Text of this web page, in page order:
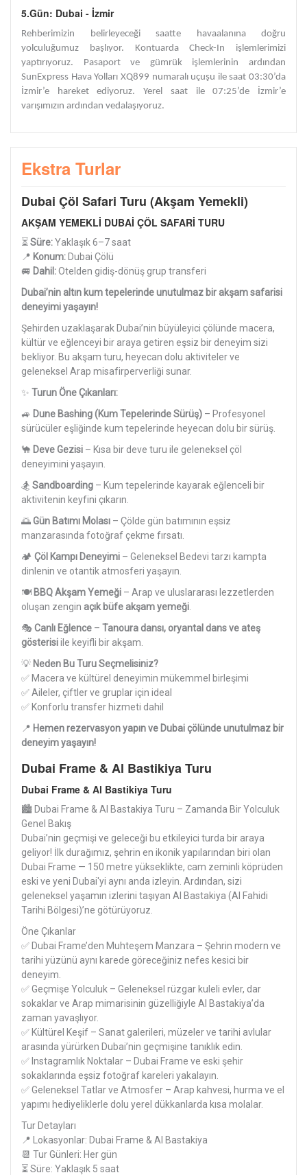
5.Gün: Dubai - İzmir
Rehberimizin belirleyeceği saatte havaalanına doğru
yolculuğumuz başlıyor. Kontuarda Check-In işlemlerimizi
yaptırıyoruz. Pasaport ve gümrük işlemlerinin ardından
SunExpress Hava Yolları XQ899 numaralı uçuşu ile saat 03:30’da
İzmir’e hareket ediyoruz. Yerel saat ile 07:25’de İzmir’e
varışımızın ardından vedalaşıyoruz.
Ekstra Turlar
Dubai Çöl Safari Turu (Akşam Yemekli)
AKŞAM YEMEKLİ DUBAİ ÇÖL SAFARİ TURU
⏳Süre:Yaklaşık 6–7 saat
📍 Konum:Dubai Çölü
🚐 Dahil:Otelden gidiş-dönüş grup transferi
Dubai’nin altın kum tepelerinde unutulmaz bir akşam safarisi
deneyimi yaşayın!
Şehirden uzaklaşarak Dubai’nin büyüleyici çölünde macera,
kültür ve eğlenceyi bir araya getiren eşsiz bir deneyim sizi
bekliyor. Bu akşam turu, heyecan dolu aktiviteler ve
geleneksel Arap misafirperverliği sunar.
✨ Turun Öne Çıkanları:
🚙 Dune Bashing (Kum Tepelerinde Sürüş) – Profesyonel
sürücüler eşliğinde kum tepelerinde heyecan dolu bir sürüş.
🐪 Deve Gezisi – Kısa bir deve turu ile geleneksel çöl
deneyimini yaşayın.
🏂 Sandboarding – Kum tepelerinde kayarak eğlenceli bir
aktivitenin keyfini çıkarın.
🌅Gün Batımı Molası – Çölde gün batımının eşsiz
manzarasında fotoğraf çekme fırsatı.
🏕 Çöl Kampı Deneyimi – Geleneksel Bedevi tarzı kampta
dinlenin ve otantik atmosferi yaşayın.
🍽 BBQ Akşam Yemeği – Arap ve uluslararası lezzetlerden
oluşan zengin açık büfe akşam yemeği
🎭Canlı Eğlence – Tanoura dansı, oryantal dans ve ateş
gösterisiile keyifli bir akşam.
💡 Neden Bu Turu Seçmelisiniz?
✅ Macera ve kültürel deneyimin mükemmel birleşimi
✅ Aileler, çiftler ve gruplar için ideal
✅ Konforlu transfer hizmeti dahil
📍 Hemen rezervasyon yapın ve Dubai çölünde unutulmaz bir
deneyim yaşayın!
Dubai Frame & Al Bastikiya Turu
Dubai Frame & Al Bastikiya Turu
🏙️ Dubai Frame & Al Bastakiya Turu – Zamanda Bir Yolculuk
Genel Bakış
Dubai’nin geçmişi ve geleceği bu etkileyici turda bir araya
geliyor! İlk durağımız, şehrin en ikonik yapılarından biri olan
Dubai Frame — 150 metre yükseklikte, cam zeminli köprüden
eski ve yeni Dubai'yi aynı anda izleyin. Ardından, sizi
geleneksel yaşamın izlerini taşıyan Al Bastakiya (Al Fahidi
Tarihi Bölgesi)’ne götürüyoruz.
Öne Çıkanlar
✅ Dubai Frame’den Muhteşem Manzara – Şehrin modern ve
tarihi yüzünü aynı karede göreceğiniz nefes kesici bir
deneyim.
✅ Geçmişe Yolculuk – Geleneksel rüzgar kuleli evler, dar
sokaklar ve Arap mimarisinin güzelliğiyle Al Bastakiya’da
zaman yavaşlıyor.
✅ Kültürel Keşif – Sanat galerileri, müzeler ve tarihi avlular
arasında yürürken Dubai’nin geçmişine tanıklık edin.
✅ Instagramlık Noktalar – Dubai Frame ve eski şehir
sokaklarında eşsiz fotoğraf kareleri yakalayın.
✅ Geleneksel Tatlar ve Atmosfer – Arap kahvesi, hurma ve el
yapımı hediyeliklerle dolu yerel dükkanlarda kısa molalar.
Tur Detayları
📍 Lokasyonlar: Dubai Frame & Al Bastakiya
📆 Tur Günleri: Her gün
⏳ Süre: Yaklaşık 5 saat